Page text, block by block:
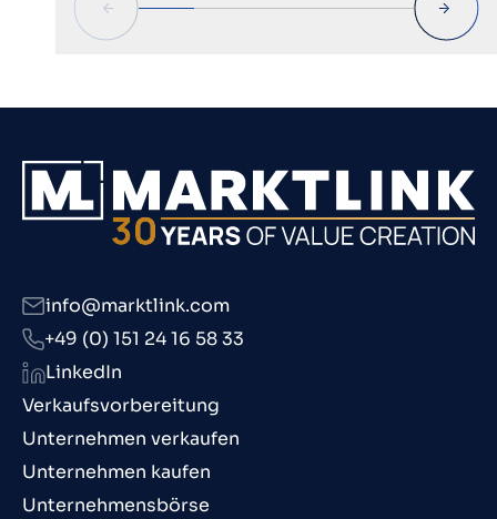
Verkaufsvorbereitung
Unternehmen verkaufen
Unternehmen kaufen
Unternehmensbörse
info@marktlink.com
+49 (0) 151 24 16 58 33
LinkedIn